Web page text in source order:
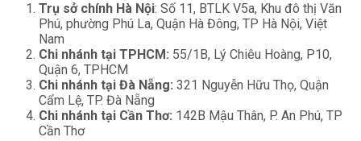
Trụ sở chính Hà Nội: Số 11, BTLK V5a, Khu đô thị Văn
Phú, phường Phú La, Quận Hà Đông, TP Hà Nội, Việt
Nam
Chi nhánh tại TPHCM: 55/1B, Lý Chiêu Hoàng, P10,
Quận 6, TPHCM
Chi nhánh tại Đà Nẵng: 321 Nguyễn Hữu Thọ, Quận
Cẩm Lệ, TP. Đà Nẵng
Chi nhánh tại Cần Thơ: 142B Mậu Thân, P. An Phú, TP
Cần Thơ